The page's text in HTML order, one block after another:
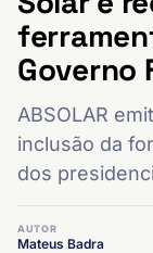
Governo
ABSOLAR
inclusão da
dos
AUTOR
Mateus Badra